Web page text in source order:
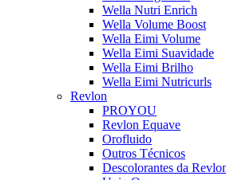
Wella Nutri Enrich
Wella Volume Boost
Wella Eimi Volume
Wella Eimi Suavidade
Wella Eimi Brilho
Wella Eimi Nutricurls
Revlon
PROYOU
Revlon Equave
Orofluido
Outros Técnicos
Descolorantes da